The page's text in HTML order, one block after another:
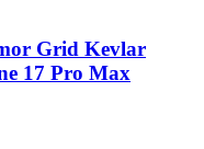
Grid Kevlar
17 Pro Max